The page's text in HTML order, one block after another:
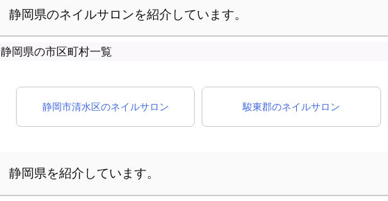
静岡県のネイルサロンを紹介しています。
静岡県の市区町村一覧
静岡市清水区のネイルサロン 駿東郡のネイルサロン
静岡県を紹介しています。